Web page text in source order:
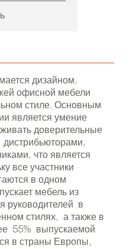
дизайном,
офисной мебели
стиле. Основным
является умение
доверительные
что является
все участники
в одном
мебель из
руководителей в
стилях, а также в
55% выпускаемой
в страны Европы,